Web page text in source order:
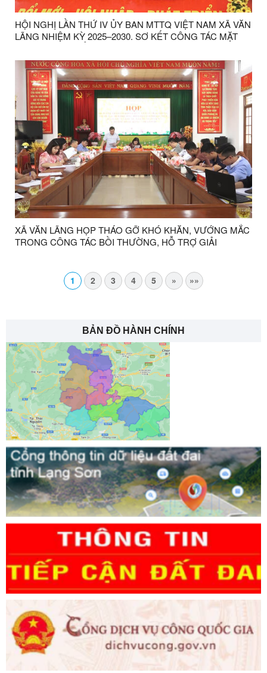
HỘI NGHỊ LẦN THỨ IV ỦY BAN MTTQ VIỆT NAM XÃ VĂN
LÃNG NHIỆM KỲ 2025–2030. SƠ KẾT CÔNG TÁC MẶT
ĐẦU NĂM
XÃ VĂN LÃNG HỌP THÁO GỠ KHÓ KHĂN, VƯỚNG MẮC
TRONG CÔNG TÁC BỒI THƯỜNG, HỖ TRỢ GIẢI
1 2 3 4 5 » »»
BẢN ĐỒ HÀNH CHÍNH